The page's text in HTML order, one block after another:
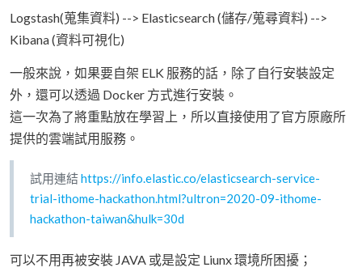
Logstash(蒐集資料) --> Elasticsearch (儲存/蒐尋資料) -->
Kibana (資料可視化)
一般來說，如果要自架 ELK 服務的話，除了自行安裝設定
外，還可以透過 Docker 方式進行安裝。
這一次為了將重點放在學習上，所以直接使用了官方原廠所
提供的雲端試用服務。
試用連結https://info.elastic.co/elasticsearch-service-
trial-ithome-hackathon.html?ultron=2020-09-ithome-
hackathon-taiwan&hulk=30d
可以不用再被安裝 JAVA 或是設定 Liunx 環境所困擾；